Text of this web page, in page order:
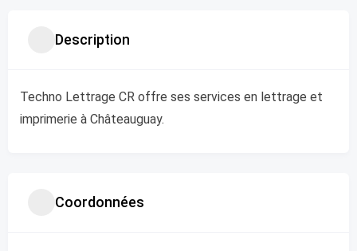
Description
Techno Lettrage CR offre ses services en lettrage et
imprimerie à Châteauguay.
Coordonnées